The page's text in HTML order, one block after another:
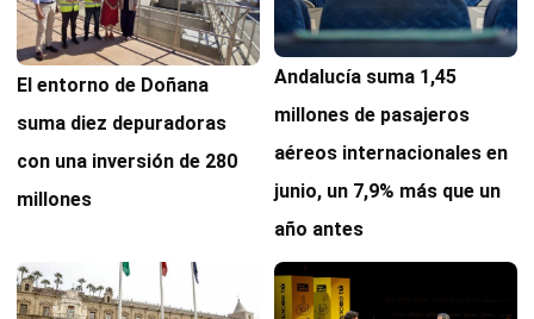
El entorno de Doñana
suma diez depuradoras
con una inversión de 280
millones
Andalucía suma 1,45
millones de pasajeros
aéreos internacionales en
junio, un 7,9% más que un
año antes